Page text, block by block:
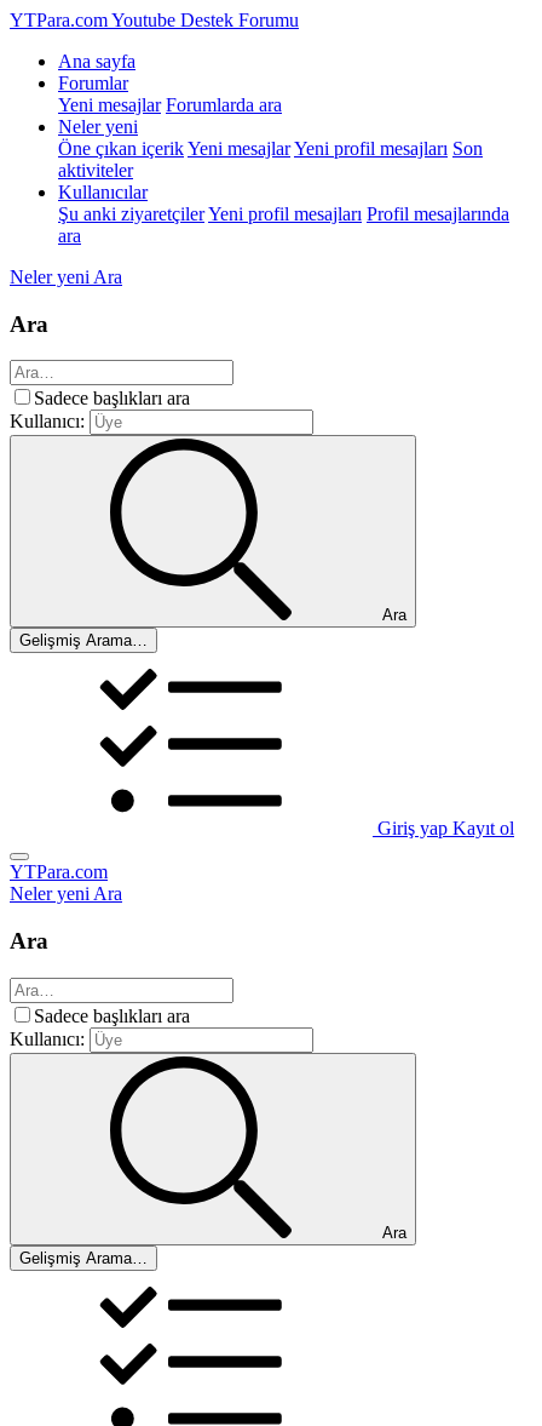
YTPara.comYoutube Destek Forumu
Ana sayfa
Forumlar
Yeni mesajlar Forumlarda ara
Neler yeni
Öne çıkan içerikYeni mesajlarYeni profil mesajları Son
aktiviteler
Kullanıcılar
Şu anki ziyaretçilerYeni profil mesajları Profil mesajlarında
ara
Neler yeni Ara
Ara
Sadece başlıkları ara
Kullanıcı:
Ara
Gelişmiş Arama…
Giriş yap Kayıt ol
YTPara.com
Neler yeniAra
Ara
Sadece başlıkları ara
Kullanıcı:
Ara
Gelişmiş Arama…